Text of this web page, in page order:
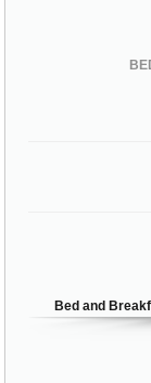
Bed and